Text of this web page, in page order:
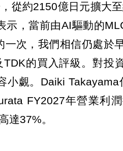
從約2150億日元擴大至
示，當前由AI驅動的
次，我們相信仍處於
的買入評級。對投
小覷。Daiki Takayama
FY2027年營業利
達37%。